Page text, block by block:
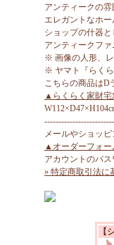
アンティークの
エレガントなホ
ショップの什器
アンティークフ
※ 画像の人形、レ
※ ヤマト『らく
こちらの商品はD
▲らくらく家財宅
メールやショッ
▲オーダーフォー
アカウントのパ
» 特定商取引法に
【